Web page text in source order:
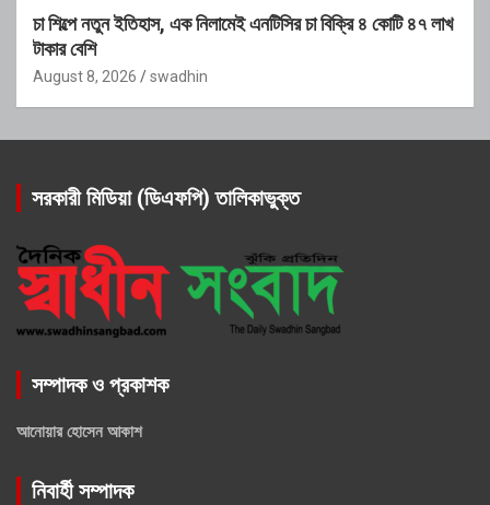
চা শিল্পে নতুন ইতিহাস, এক নিলামেই এনটিসির চা বিক্রি ৪ কোটি ৪৭ লাখ
টাকার বেশি
August 8, 2026 swadhin
সরকারী মিডিয়া (ডিএফপি) তালিকাভুক্ত
সম্পাদক ও প্রকাশক
আনোয়ার হোসেন আকাশ
নিবার্হী সম্পাদক